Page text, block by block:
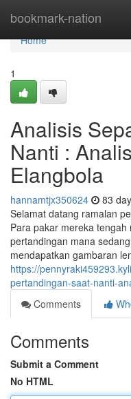
bookmark-nation
Home
Home
1
Analisis
Nanti :
Elangbola
hannamtjx350624 83
Selamat datang ramalan
Para pakar mereka
pertandingan mana
mendapatkan gambaran
https://
pertandingan-saat-nanti-
Comments
Comments
Submit a Comment
No HTML